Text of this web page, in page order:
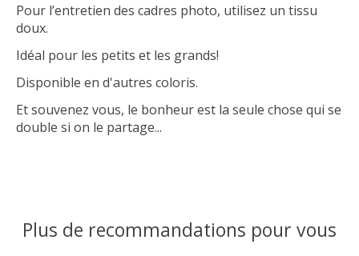
Pour l’entretien des cadres photo, utilisez un tissu
doux.
Idéal pour les petits et les grands!
Disponible en d'autres coloris.
Et souvenez vous, le bonheur est la seule chose qui se
double si on le partage...
Plus de recommandations pour vous